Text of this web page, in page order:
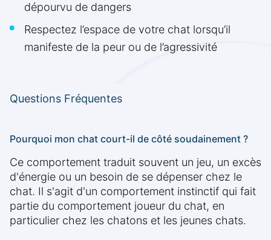
dépourvu de dangers
Respectez l’espace de votre chat lorsqu’il
manifeste de la peur ou de l’agressivité
Questions Fréquentes
Pourquoi mon chat court-il de côté soudainement ?
Ce comportement traduit souvent un jeu, un excès
d'énergie ou un besoin de se dépenser chez le
chat. Il s'agit d'un comportement instinctif qui fait
partie du comportement joueur du chat, en
particulier chez les chatons et les jeunes chats.